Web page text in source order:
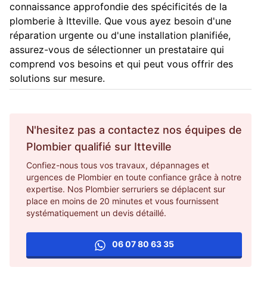
connaissance approfondie des spécificités de la
plomberie à Itteville. Que vous ayez besoin d'une
réparation urgente ou d'une installation planifiée,
assurez-vous de sélectionner un prestataire qui
comprend vos besoins et qui peut vous offrir des
solutions sur mesure.
N'hesitez pas a contactez nos équipes de
Plombier qualifié sur Itteville
Confiez-nous tous vos travaux, dépannages et
urgences de Plombier en toute confiance grâce à notre
expertise. Nos Plombier serruriers se déplacent sur
place en moins de 20 minutes et vous fournissent
systématiquement un devis détaillé.
06 07 80 63 35